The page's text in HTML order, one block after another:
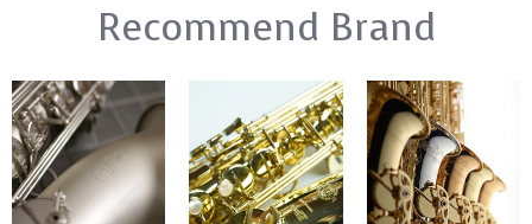
Recommend Brand